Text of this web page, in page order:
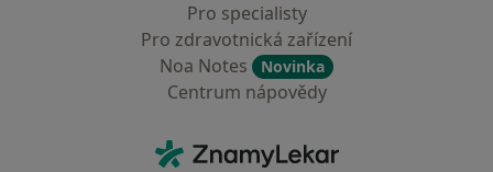
Pro specialisty
Pro zdravotnická zařízení
Noa Notes
Novinka
Centrum nápovědy
ZnamyLekar - Hlavní stránka